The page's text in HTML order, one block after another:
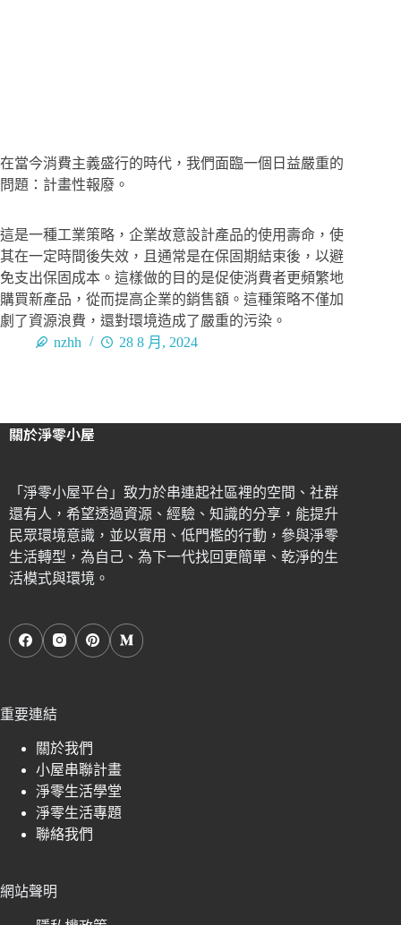
在當今消費主義盛行的時代，我們面臨一個日益嚴重的
問題：計畫性報廢。
這是一種工業策略，企業故意設計產品的使用壽命，使
其在一定時間後失效，且通常是在保固期結束後，以避
免支出保固成本。這樣做的目的是促使消費者更頻繁地
購買新產品，從而提高企業的銷售額。這種策略不僅加
劇了資源浪費，還對環境造成了嚴重的污染。
nzhh
28 8 月, 2024
關於淨零小屋
「淨零小屋平台」致力於串連起社區裡的空間、社群
還有人，希望透過資源、經驗、知識的分享，能提升
民眾環境意識，並以實用、低門檻的行動，參與淨零
生活轉型，為自己、為下一代找回更簡單、乾淨的生
活模式與環境。
重要連結
關於我們
小屋串聯計畫
淨零生活學堂
淨零生活專題
聯絡我們
網站聲明